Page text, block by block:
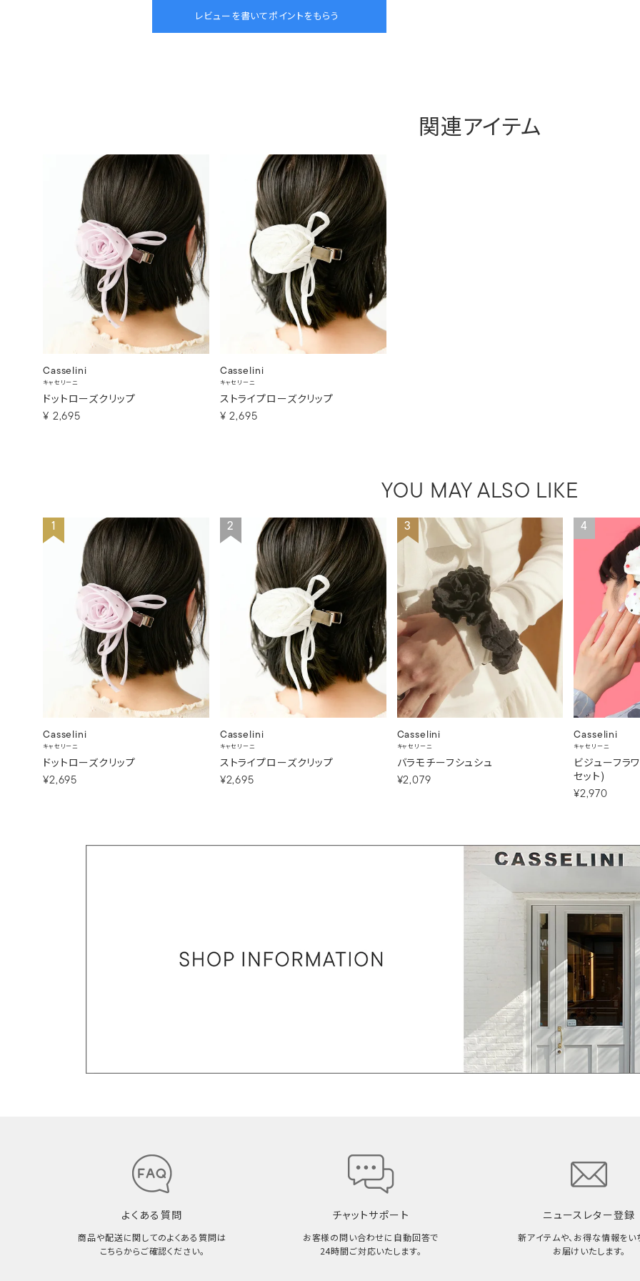
関連アイテム
Casselini
キャセリーニ
ドットローズクリップ
¥ 2,695
Casselini
キャセリーニ
ストライプローズクリップ
¥ 2,695
YOU MAY ALSO LIKE
1
Casselini
キャセリーニ
ドットローズクリップ
¥2,695
2
Casselini
キャセリーニ
ストライプローズクリップ
¥2,695
3
Casselini
キャセリーニ
バラモチーフシュシュ
¥2,079
4
Casselini
キャセリーニ
ビジューフラ
セット)
¥2,970
よくある質問
商品や配送に関してのよくある質問は
こちらからご確認ください。
チャットサポート
お客様の問い合わせに自動回答で
24時間ご対応いたします。
ニュースレター登録
新アイテムや、お得な情報をい
お届けいたします。